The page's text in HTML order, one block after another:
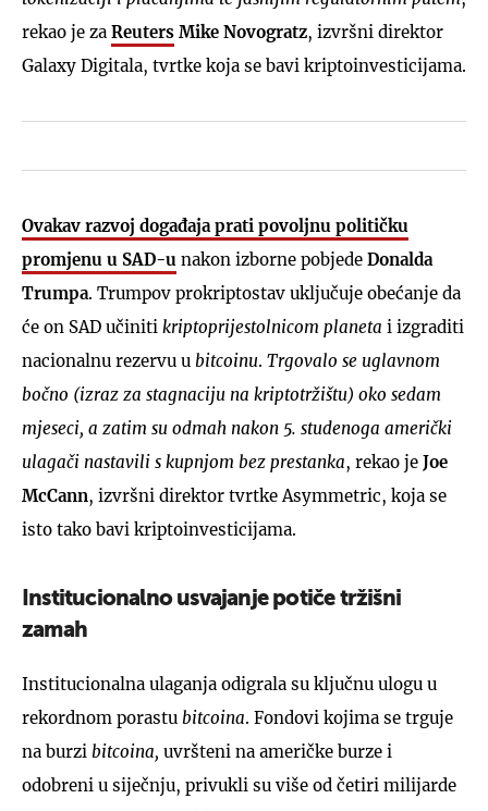
rekao je za Reuters Mike Novogratz, izvršni direktor
Galaxy Digitala, tvrtke koja se bavi kriptoinvesticijama.
Ovakav razvoj događaja prati povoljnu političku
promjenu u SAD-u nakon izborne pobjede Donalda
Trumpa. Trumpov prokriptostav uključuje obećanje da
će on SAD učiniti kriptoprijestolnicom planeta i izgraditi
nacionalnu rezervu u bitcoinu. Trgovalo se uglavnom
bočno (izraz za stagnaciju na kriptotržištu) oko sedam
mjeseci, a zatim su odmah nakon 5. studenoga američki
ulagači nastavili s kupnjom bez prestanka, rekao je Joe
McCann, izvršni direktor tvrtke Asymmetric, koja se
isto tako bavi kriptoinvesticijama.
Institucionalno usvajanje potiče tržišni
zamah
Institucionalna ulaganja odigrala su ključnu ulogu u
rekordnom porastu bitcoina. Fondovi kojima se trguje
na burzi bitcoina, uvršteni na američke burze i
odobreni u siječnju, privukli su više od četiri milijarde